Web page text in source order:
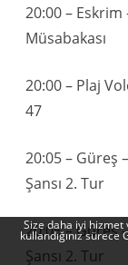
20:00 – Eskrim
Müsabakası
20:00 – Plaj
47
20:05 – Güreş
Şansı 2. Tur
20:05 – Güreş
Şansı 2. Tur
Size daha iyi
kullandığınız